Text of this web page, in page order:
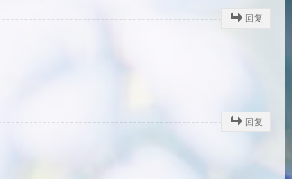
回复
回复